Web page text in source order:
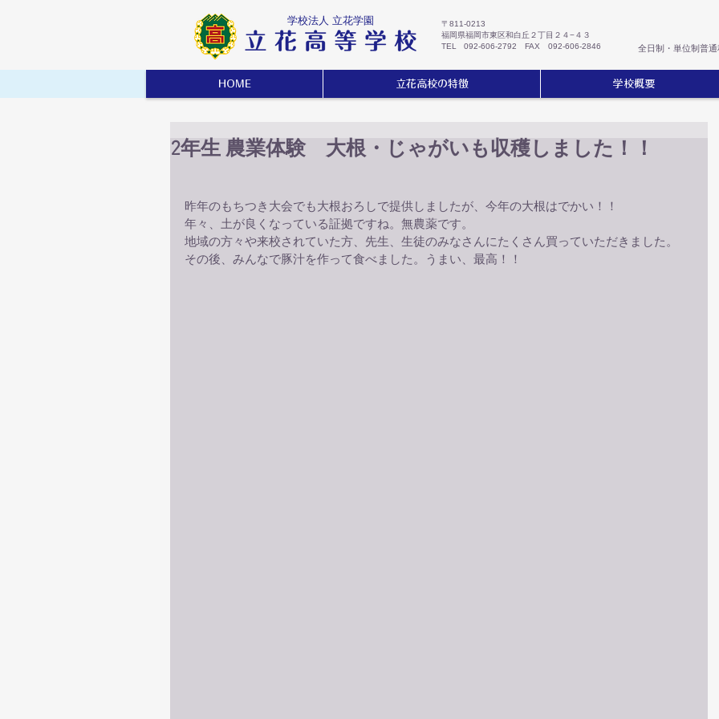
学校法人 立花学園
〒811-0213
福岡県福岡市東区和白丘２丁目２４−４３
TEL 092-606-2792 FAX 092-606-2846
全日制・単位制普通
HOME 立花高校の特徴 学校概要
2年生 農業体験 大根・じゃがいも収穫しました！！
昨年のもちつき大会でも大根おろしで提供しましたが、今年の大根はでかい！！
年々、土が良くなっている証拠ですね。無農薬です。
地域の方々や来校されていた方、先生、生徒のみなさんにたくさん買っていただきました。
その後、みんなで豚汁を作って食べました。うまい、最高！！